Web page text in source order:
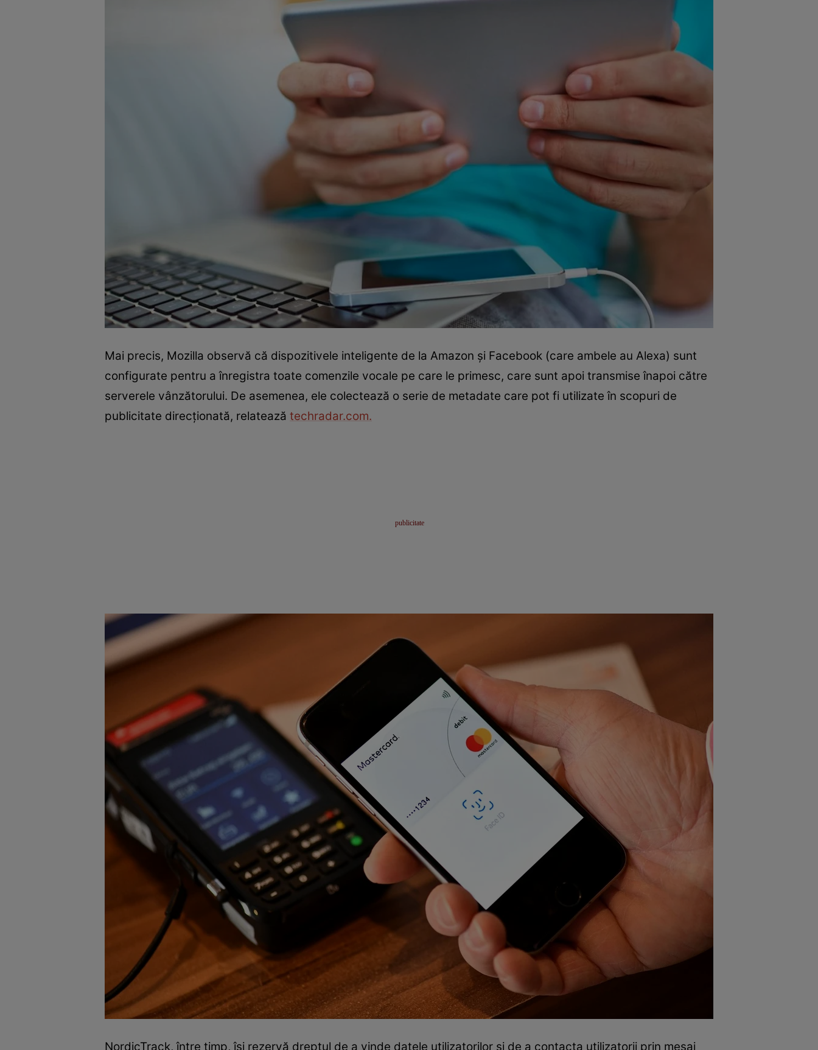
Mai precis, Mozilla observă că dispozitivele inteligente de la Amazon și Facebook (care ambele au Alexa) sunt
configurate pentru a înregistra toate comenzile vocale pe care le primesc, care sunt apoi transmise înapoi către
serverele vânzătorului. De asemenea, ele colectează o serie de metadate care pot fi utilizate în scopuri de
publicitate direcționată, relatează techradar.com.
NordicTrack, între timp, își rezervă dreptul de a vinde datele utilizatorilor și de a contacta utilizatorii prin mesaj